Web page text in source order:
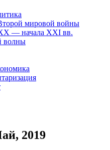
мировой войны
— начала XXI вв.
волны
2019